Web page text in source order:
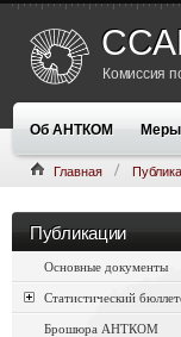
Комиссия
Об АНТКОМ Меры
Главная
Публикации
Основные документы
Статистический
Брошюра АНТКОМ